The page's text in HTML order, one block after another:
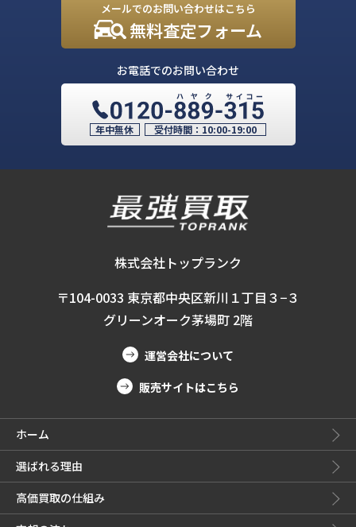
メールでのお問い合わせはこちら
無料査定フォーム
お電話でのお問い合わせ
年中無休 受付時間： 10:00-19:00
株式会社トップランク
〒104-0033 東京都中央区新川１丁目３−３
グリーンオーク茅場町 2階
運営会社について
販売サイトはこちら
ホーム
選ばれる理由
高価買取の仕組み